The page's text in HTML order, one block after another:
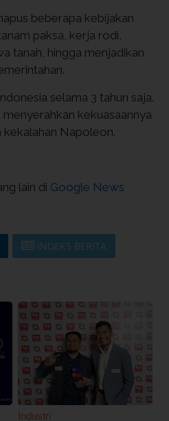
beberapa kebijakan
paksa, kerja rodi,
tanah, hingga menjadikan
selama 3 tahun saja.
menyerahkan kekuasaannya
Napoleon.
lain di Google News
INDEKS BERITA
Industri